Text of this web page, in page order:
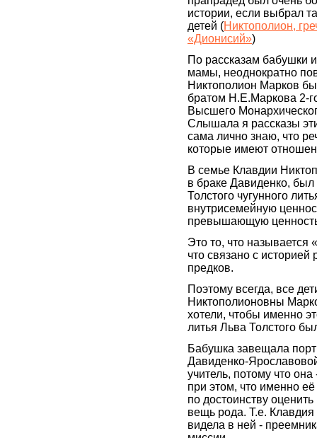
истории, если выбрал
детей (Никтополион,
«Дионисий»)
По рассказам бабушки
мамы, неоднократно
Никтополион Марков
братом Н.Е.Маркова 2-
Высшего
Слышала я рассказы
сама лично знаю, что
которые имеют
В семье Клавдии
в браке Давиденко, был
Толстого чугунного
внутрисемейную
превышающую ценность
Это то, что называется
что связано с историей
предков.
Поэтому всегда, все
Никтополионовны
хотели, чтобы именно
литья Льва Толстого
Бабушка завещала
Давиденко-
учитель, потому что
при этом, что именно
по достоинству
вещь рода. Т.е.
видела в ней -